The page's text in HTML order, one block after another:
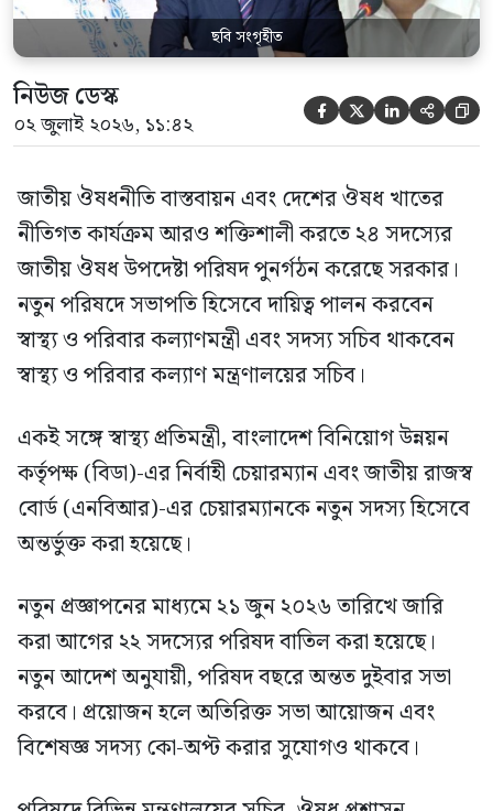
ছবি সংগৃহীত
নিউজ ডেস্ক
০২ জুলাই ২০২৬, ১১:৪২     
জাতীয় ঔষধনীতি বাস্তবায়ন এবং দেশের ঔষধ খাতের
নীতিগত কার্যক্রম আরও শক্তিশালী করতে ২৪ সদস্যের
জাতীয় ঔষধ উপদেষ্টা পরিষদ পুনর্গঠন করেছে সরকার।
নতুন পরিষদে সভাপতি হিসেবে দায়িত্ব পালন করবেন
স্বাস্থ্য ও পরিবার কল্যাণমন্ত্রী এবং সদস্য সচিব থাকবেন
স্বাস্থ্য ও পরিবার কল্যাণ মন্ত্রণালয়ের সচিব।
একই সঙ্গে স্বাস্থ্য প্রতিমন্ত্রী, বাংলাদেশ বিনিয়োগ উন্নয়ন
কর্তৃপক্ষ (বিডা)-এর নির্বাহী চেয়ারম্যান এবং জাতীয় রাজস্ব
বোর্ড (এনবিআর)-এর চেয়ারম্যানকে নতুন সদস্য হিসেবে
অন্তর্ভুক্ত করা হয়েছে।
নতুন প্রজ্ঞাপনের মাধ্যমে ২১ জুন ২০২৬ তারিখে জারি
করা আগের ২২ সদস্যের পরিষদ বাতিল করা হয়েছে।
নতুন আদেশ অনুযায়ী, পরিষদ বছরে অন্তত দুইবার সভা
করবে। প্রয়োজন হলে অতিরিক্ত সভা আয়োজন এবং
বিশেষজ্ঞ সদস্য কো-অপ্ট করার সুযোগও থাকবে।